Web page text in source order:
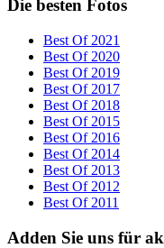
Die besten Fotos
Best Of 2021
Best Of 2020
Best Of 2019
Best Of 2017
Best Of 2018
Best Of 2015
Best Of 2016
Best Of 2014
Best Of 2013
Best Of 2012
Best Of 2011
Adden Sie uns für